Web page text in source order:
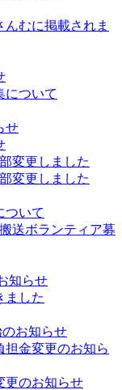
むに掲載されま
について
せ
変更しました
変更しました
ついて
送ボランティア募
知らせ
ました
のお知らせ
担金変更のお知ら
更のお知らせ